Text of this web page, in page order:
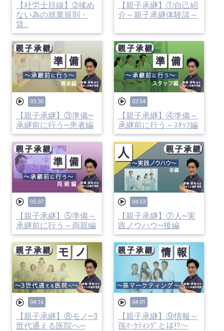
【社労士目線】➁揉め
ない為の就業規則・
賃...
【親子承継】①自己紹
介～親子承継体験談～
03:30
【親子承継】③準備~
承継前に行う~患者編
03:54
【親子承継】④準備～
承継前に行う～ｽﾀｯﾌ編
05:07
【親子承継】⑤準備～
承継前に行う～両親編
04:53
【親子承継】⑦人~実
践ノウハウ~後編
04:16
【親子承継】⑧モノ~3
世代通える医院へ~
04:01
【親子承継】⑨情報～
孫ﾏｰｹﾃｨﾝｸﾞとは!?～